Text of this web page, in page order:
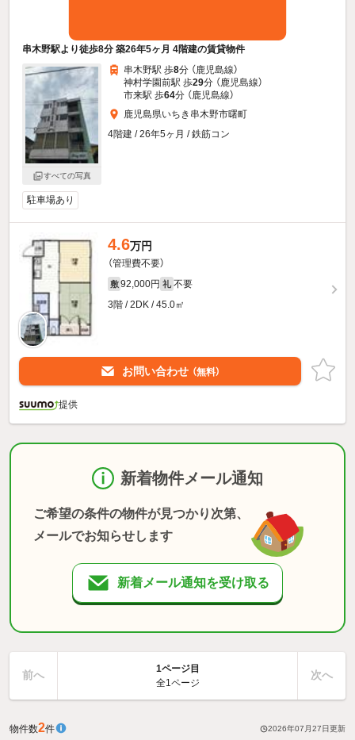
串木野駅より徒歩8分 築26年5ヶ月 4階建の賃貸物件
すべての写真
串木野駅 歩8分 （鹿児島線）
神村学園前駅 歩29分 （鹿児島線）
市来駅 歩64分 （鹿児島線）
鹿児島県いちき串木野市曙町
4階建 / 26年5ヶ月 / 鉄筋コン
駐車場あり
4.6万円
（管理費不要）
敷 92,000円 礼 不要
3階 / 2DK / 45.0㎡
お問い合わせ （無料）
提供
新着物件メール通知
ご希望の条件の物件が見つかり次第、
メールでお知らせします
新着メール通知を受け取る
前へ
1ページ目
全1ページ
次へ
物件数2件 2026年07月27日更新